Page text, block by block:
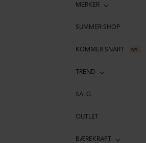
MERKER
SUMMER SHOP
KOMMER SNART NY
TREND
SALG
OUTLET
BÆREKRAFT